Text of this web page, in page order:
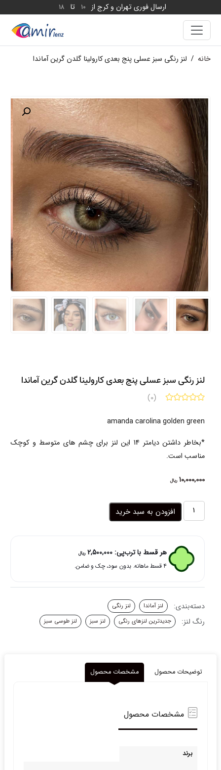
ارسال فوری تهران و کرج از 10 تا 18
خانه / لنز رنگی سبز عسلی پنج بعدی کارولینا گلدن گرین آماندا
لنز رنگی سبز عسلی پنج بعدی کارولینا گلدن گرین آماندا
(0)
amanda carolina golden green
*بخاطر داشتن دیامتر 14 این لنز برای چشم های متوسط و کوچک
مناسب است.
10,000,000 ریال
لنز
رنگی
بعدی
کارولینا
گرین
عدد
افزودن به سبد خرید
هر قسط با ترب‌پی: 2,500,000 ریال
۴ قسط ماهانه. بدون سود، چک و ضامن.
دسته‌بندی: لنز آماندا لنز رنگی
رنگ لنز: جدیدترین لنزهای رنگی لنز سبز لنز طوسی سبز
توضیحات محصول مشخصات محصول
مشخصات محصول
برند